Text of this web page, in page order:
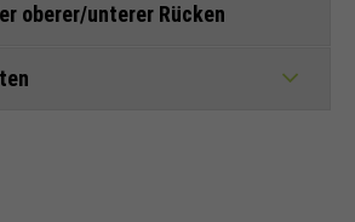
oberer/unterer Rücken